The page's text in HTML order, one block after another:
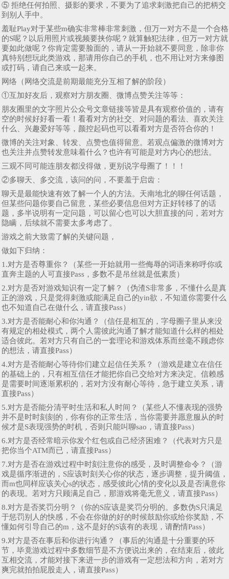
⑤ 拒绝任何拍照、摄影的要求，不要为了追求刺激把自己的把柄交
到别人手中。
羞耻Play对于某些m确实非常棒非常刺激，但万一对方不是一个合格
的S呢？以后用照片或视频要挟你呢？就算触犯法律，但万一对方就
要如此做呢？你肯定需要脸面的，请从一开始就不要同意，除非你
真特别想玩此类游戏，那请用你自己的手机，也不用让对方来修图
或打码，请自己来或一起来。
网络（网络交流是前期最能充分互相了解的阶段）
①互加好友后，观察对方朋友圈、微博点赞关注等等：
朋友圈里的文字照片公众号文章链接等皆是具有观察价值的，请有
空的时候好好看一看！看看对方的社交、对问题的看法、喜欢关注
什么、兴趣爱好等等，颜控起码也可以看看对方是否符合你的！
微博的关注对象、转发、点赞也值得留意。若观点偏激的微博对方
也关注并点赞转发意味着什么？也许有可能是对方内心的想法。
三观不同可能连朋友都没得做，更别说字母圈了！！！
②多聊天、多交流，该问的问，不要羞于启齿：
聊天是最能快速有效了解一个人的方法。天南地北的聊任何话题，
但某些问题你要自己留意，某些必要信息但对方正好转移了的话
题，多半说明有一定问题，可以留心也可以大胆直接的问，若对方
隐瞒，后续就不需要太多考虑了。
游戏之前大致需了解的关键问题，
做如下归纳：
1.对方是否尊重你？（某些一开始就用一些侮辱的词语来称呼你或
直奔主题的人可直接Pass，多数不是吊丝就是低素质）
2.对方是否对游戏知识有一定了解？（伪渣S非常多，不懂什么是真
正的游戏，只是觉得刺激或能满足自己的yin欲，不知道你需要什么
也不知道自己在做什么，请直接Pass）
3.对方是否能耐心和你沟通？（信任是相互的，字母圈子里从来没
有规定的相处模式，两个人需彼此沟通了解才能知道什么样的相处
适合彼此。若对方只有自己的一套理论和游戏体系而丝毫不顾虑你
的想法，请直接Pass）
4.对方是否能耐心等待你们建立起信任关系？（游戏是建立在信任
的基础上的，只有相互信任才能把你自己交给对方来决定。信赖感
是需要时间逐渐累积的，若对方没有耐心等待，急于建立关系，请
直接Pass）
5.对方是否能分清平时生活和私人时间？（某些人不懂表现的强势
并不是时时刻刻的，你有你的正常生活，当你需要并愿意服从的时
候才是S表现强势的时机，否则只能叫聊sao，请直接Pass）
6.对方是否经常暗示你发个红包或自己经济困难？（代表对方只是
把你当个ATM而已，请直接Pass）
7.对方是否在游戏过程中时刻注意你的感受，及时调整命令？（游
戏是循序渐进的，S应该时刻关心你的状态，逐步调整，提升阈值，
而m也同样应该关心s的状态，感受彼此心情的变化以及是否满意你
的表现。若对方只顾满足自己，那游戏将毫无意义，请直接Pass）
8.对方是否奖罚分明？（你的S应该是奖罚分明的。多数伪S只满足
于惩罚别人的快感，不会在你做的好的时候鼓励你或给你奖励，不
懂如何引导自己的m，这不是好的S该有的表现，请酌情Pass）
9.对方是否在事后和你进行沟通？（事后的沟通是十分重要的环
节，毕竟游戏过程中多数细节是不方便说出来的，在结束后，彼此
互相交流，才能对接下来进一步的游戏有一定想法和方向，若对方
爽完就拍拍屁股走人，请直接Pass）